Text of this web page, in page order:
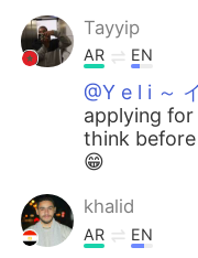
ไทย
Türkçe
Português
Tayyip
AR EN
@Y e l i ～
applying
think
😁
khalid
AR EN